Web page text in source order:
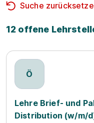
Suche
12 offene
Ö
Lehre Brief- und
Distribution (w/m/